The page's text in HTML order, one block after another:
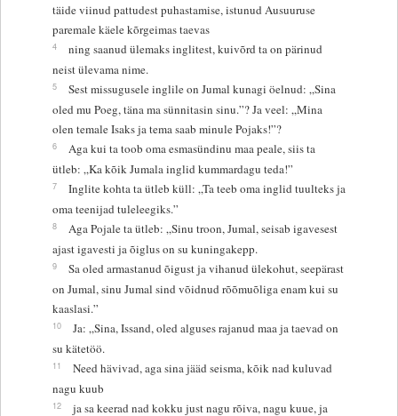
täide viinud pattudest puhastamise, istunud Ausuuruse
paremale käele kõrgeimas taevas
4
ning saanud ülemaks inglitest, kuivõrd ta on pärinud
neist ülevama nime.
5
Sest missugusele inglile on Jumal kunagi öelnud: „Sina
oled mu Poeg, täna ma sünnitasin sinu.”? Ja veel: „Mina
olen temale Isaks ja tema saab minule Pojaks!”?
6
Aga kui ta toob oma esmasündinu maa peale, siis ta
ütleb: „Ka kõik Jumala inglid kummardagu teda!”
7
Inglite kohta ta ütleb küll: „Ta teeb oma inglid tuulteks ja
oma teenijad tuleleegiks.”
8
Aga Pojale ta ütleb: „Sinu troon, Jumal, seisab igavesest
ajast igavesti ja õiglus on su kuningakepp.
9
Sa oled armastanud õigust ja vihanud ülekohut, seepärast
on Jumal, sinu Jumal sind võidnud rõõmuõliga enam kui su
kaaslasi.”
10
Ja: „Sina, Issand, oled alguses rajanud maa ja taevad on
su kätetöö.
11
Need hävivad, aga sina jääd seisma, kõik nad kuluvad
nagu kuub
12
ja sa keerad nad kokku just nagu rõiva, nagu kuue, ja